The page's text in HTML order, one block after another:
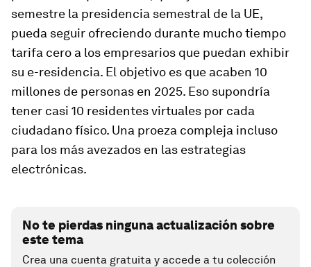
semestre la presidencia semestral de la UE,
pueda seguir ofreciendo durante mucho tiempo
tarifa cero a los empresarios que puedan exhibir
su e-residencia. El objetivo es que acaben 10
millones de personas en 2025. Eso supondría
tener casi 10 residentes virtuales por cada
ciudadano físico. Una proeza compleja incluso
para los más avezados en las estrategias
electrónicas.
No te pierdas ninguna actualización sobre
este tema
Crea una cuenta gratuita y accede a tu colección